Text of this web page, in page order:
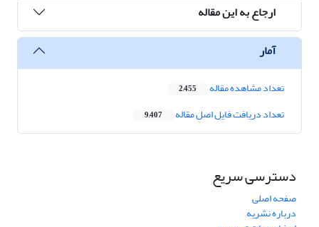
ارجاع به این مقاله
آمار
تعداد مشاهده مقاله 2,455
تعداد دریافت فایل اصل مقاله 9,407
دسترسی سریع
صفحه اصلی
درباره نشریه